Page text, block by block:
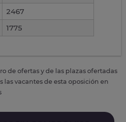
2467
1775
de ofertas y de las plazas ofertadas
las vacantes de esta oposición en